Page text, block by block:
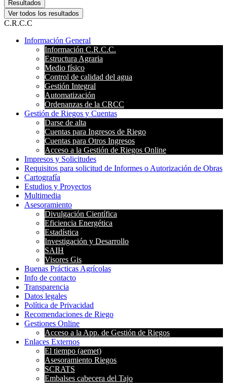
Resultados
Ver todos los resultados
C.R.C.C
Información General
Información C.R.C.C.
Estructura Agraria
Medio físico
Control de calidad del agua
Gestión Integral
Automatización
Ordenanzas de la CRCC
Gestión de Riegos y Cuentas
Darse de alta
Cuentas para Ingresos de Riego
Cuentas para Otros Ingresos
Acceso a la Gestión de Riegos Online
Impresos y Solicitudes
Requisitos para solicitud de Informes o Autorización de Obras
Cartografía
Estudios y Proyectos
Multimedia
Asesoramiento
Divulgación Científica
Eficiencia Energética
Estadística
Investigación y Desarrollo
SAIH
Visores Gis
Buenas Prácticas Agrícolas
Info de contacto
Transparencia
Datos legales
Política de Privacidad
Recomendaciones de Riego
Gestiones Online
Acceso a la App. de Gestión de Riegos
Enlaces Externos
El tiempo (aemet)
Asesoramiento Riegos
SCRATS
Embalses cabecera del Tajo